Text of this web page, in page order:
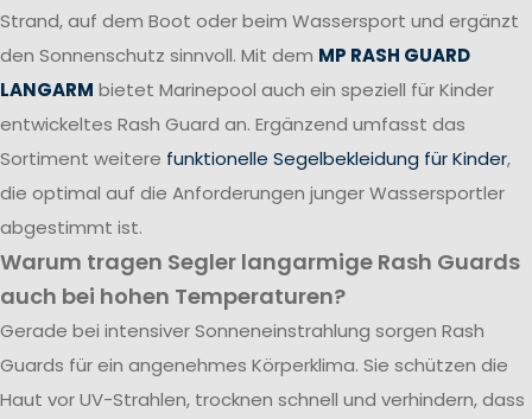
Strand, auf dem Boot oder beim Wassersport und ergänzt
den Sonnenschutz sinnvoll. Mit dem MP RASH GUARD
LANGARM bietet Marinepool auch ein speziell für Kinder
entwickeltes Rash Guard an. Ergänzend umfasst das
Sortiment weitere funktionelle Segelbekleidung für Kinder,
die optimal auf die Anforderungen junger Wassersportler
abgestimmt ist.
Warum tragen Segler langarmige Rash Guards
auch bei hohen Temperaturen?
Gerade bei intensiver Sonneneinstrahlung sorgen Rash
Guards für ein angenehmes Körperklima. Sie schützen die
Haut vor UV-Strahlen, trocknen schnell und verhindern, dass